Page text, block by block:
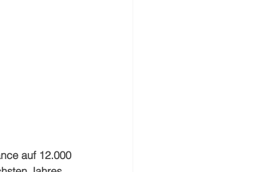
auf 12.000